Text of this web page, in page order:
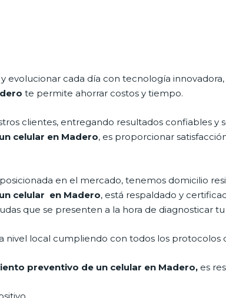
evolucionar cada día con tecnología
te permite ahorrar costos y tiempo.
clientes, entregando resultados confiables
celular en Madero, es proporcionar
en el mercado, tenemos domicilio
celular en Madero, está respaldado y
que se presenten a la hora de diagnosticar tu
nivel local cumpliendo con todos los protocolos
preventivo de un celular en Madero, es